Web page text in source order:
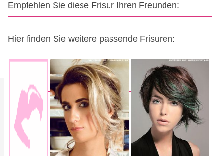
Empfehlen Sie diese Frisur Ihren Freunden:
Hier finden Sie weitere passende Frisuren: